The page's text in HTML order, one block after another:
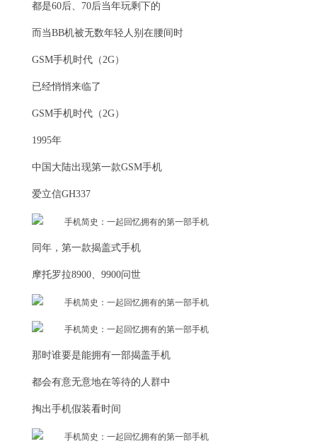
都是60后、70后当年玩剩下的
而当BB机被无数年轻人别在腰间时
GSM手机时代（2G）
已经悄悄来临了
GSM手机时代（2G）
1995年
中国大陆出现第一款GSM手机
爱立信GH337
同年，第一款揭盖式手机
摩托罗拉8900、9900问世
那时谁要是能拥有一部揭盖手机
都会有意无意地在等待的人群中
掏出手机假装看时间